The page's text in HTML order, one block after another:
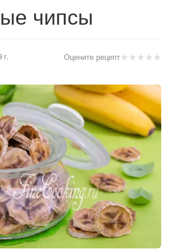
чипсы
★★★★★
Оцените рецепт
г.